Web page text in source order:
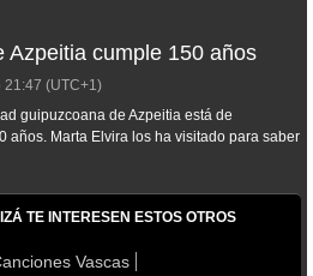
Azpeitia cumple 150 años
21:47 (UTC+1)
guipuzcoana de Azpeitia está de
años. Marta Elvira los ha visitado para saber
TE INTERESEN ESTOS OTROS
Vascas